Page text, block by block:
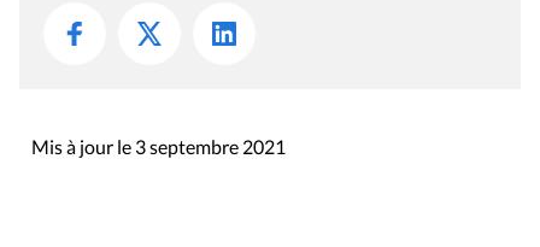
Mis à jour le 3 septembre 2021